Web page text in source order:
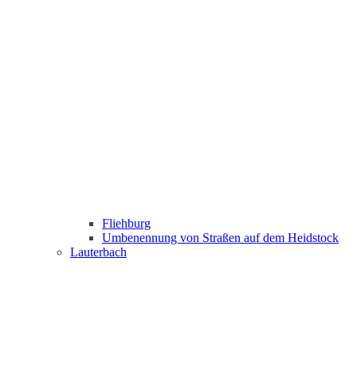
Fliehburg
Umbenennung von Straßen auf dem Heidstock
Lauterbach